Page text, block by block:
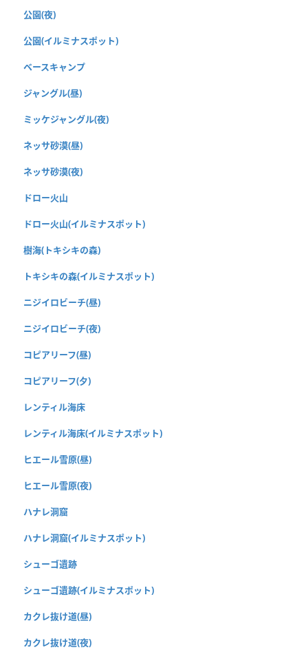
公園(夜)
公園(イルミナスポット)
ベースキャンプ
ジャングル(昼)
ミッケジャングル(夜)
ネッサ砂漠(昼)
ネッサ砂漠(夜)
ドロー火山
ドロー火山(イルミナスポット)
樹海(トキシキの森)
トキシキの森(イルミナスポット)
ニジイロビーチ(昼)
ニジイロビーチ(夜)
コピアリーフ(昼)
コピアリーフ(夕)
レンティル海床
レンティル海床(イルミナスポット)
ヒエール雪原(昼)
ヒエール雪原(夜)
ハナレ洞窟
ハナレ洞窟(イルミナスポット)
シューゴ遺跡
シューゴ遺跡(イルミナスポット)
カクレ抜け道(昼)
カクレ抜け道(夜)